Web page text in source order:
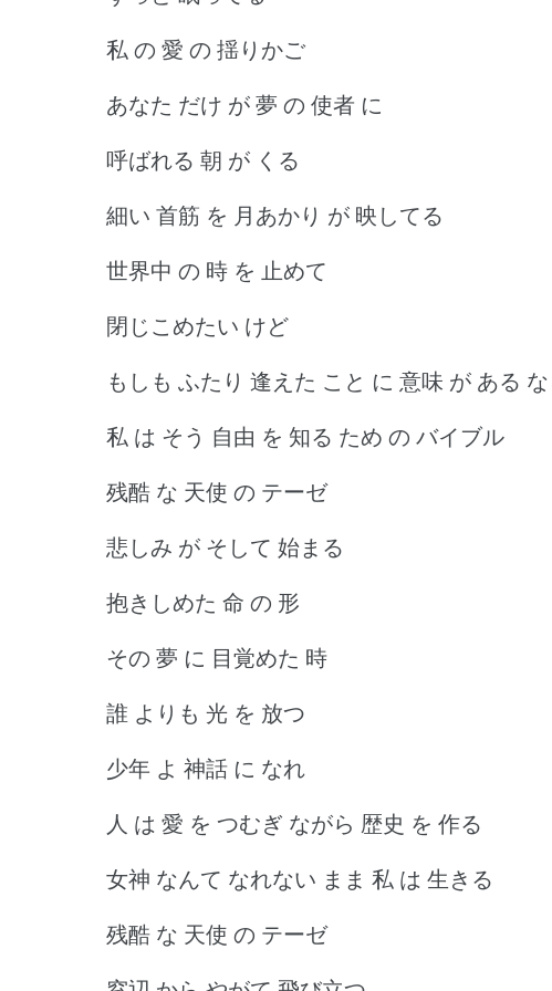
私 の 愛 の 揺りかご
あなた だけ が 夢 の 使者 に
呼ばれる 朝 が くる
細い 首筋 を 月あかり が 映してる
世界中 の 時 を 止めて
閉じこめたい けど
もしも ふたり 逢えた こと に 意味 が ある な
私 は そう 自由 を 知る ため の バイブル
残酷 な 天使 の テーゼ
悲しみ が そして 始まる
抱きしめた 命 の 形
その 夢 に 目覚めた 時
誰 よりも 光 を 放つ
少年 よ 神話 に なれ
人 は 愛 を つむぎ ながら 歴史 を 作る
女神 なんて なれない まま 私 は 生きる
残酷 な 天使 の テーゼ